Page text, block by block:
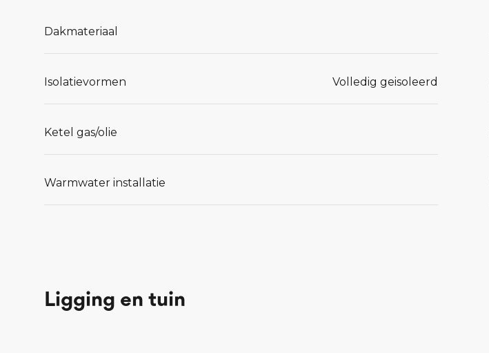
Dakmateriaal
Isolatievormen Volledig geisoleerd
Ketel gas/olie
Warmwater installatie
Ligging en tuin